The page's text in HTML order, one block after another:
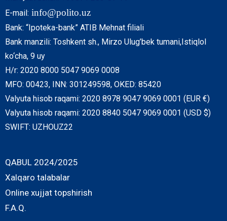
E-mail: info@polito.uz
Bank: “Ipoteka-bank” ATIB Mehnat filiali
Bank manzili: Toshkent sh., Mirzo Ulug’bek tumani,Istiqlol
ko‘cha, 9 uy
H/r: 2020 8000 5047 9069 0008
MFO: 00423, INN: 301249598, OKED: 85420
Valyuta hisob raqami: 2020 8978 9047 9069 0001 (EUR €)
Valyuta hisob raqami: 2020 8840 5047 9069 0001 (USD $)
SWIFT: UZHOUZ22
QABUL 2024/2025
Xalqaro talabalar
Online xujjat topshirish
F.A.Q.